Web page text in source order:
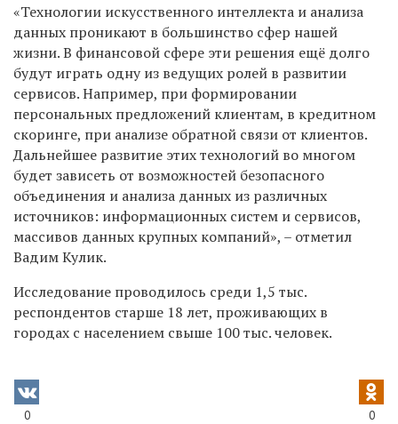
«Технологии искусственного интеллекта и анализа
данных проникают в большинство сфер нашей
жизни. В финансовой сфере эти решения ещё долго
будут играть одну из ведущих ролей в развитии
сервисов. Например, при формировании
персональных предложений клиентам, в кредитном
скоринге, при анализе обратной связи от клиентов.
Дальнейшее развитие этих технологий во многом
будет зависеть от возможностей безопасного
объединения и анализа данных из различных
источников: информационных систем и сервисов,
массивов данных крупных компаний», – отметил
Вадим Кулик.
Исследование проводилось среди 1,5 тыс.
респондентов старше 18 лет, проживающих в
городах с населением свыше 100 тыс. человек.
0 0